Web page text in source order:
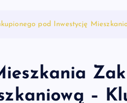
pod Inwestycję
–